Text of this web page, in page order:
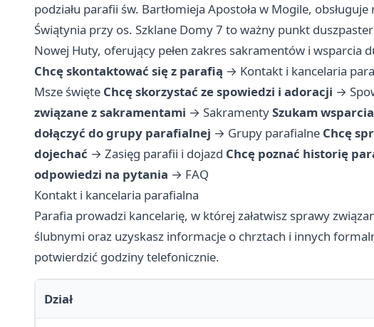
podziału parafii św. Bartłomieja Apostoła w Mogile,
Świątynia przy os. Szklane Domy 7 to ważny punkt
Nowej Huty, oferujący pełen zakres sakramentów i wsparcia
Chcę skontaktować się z parafią → Kontakt i kancelaria
Msze święte Chcę skorzystać ze spowiedzi i adoracji →
związane z sakramentami → SakramentySzukam
dołączyć do grupy parafialnej → Grupy parafialne Chcę
dojechać → Zasięg parafii i dojazd Chcę poznać historię
odpowiedzi na pytania → FAQ
Kontakt i kancelaria parafialna
Parafia prowadzi kancelarię, w której załatwisz sprawy
ślubnymi oraz uzyskasz informacje o chrztach i innych
potwierdzić godziny telefonicznie.
Dział